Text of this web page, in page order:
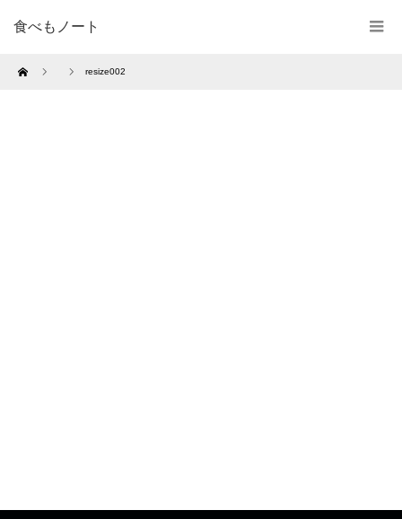
食べもノート
Home resize002